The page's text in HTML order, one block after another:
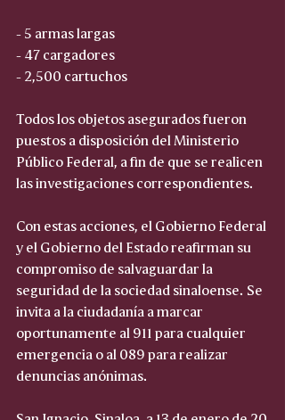
- 5 armas largas
- 47 cargadores
- 2,500 cartuchos
Todos los objetos asegurados fueron
puestos a disposición del Ministerio
Público Federal, a fin de que se realicen
las investigaciones correspondientes.
Con estas acciones, el Gobierno Federal
y el Gobierno del Estado reafirman su
compromiso de salvaguardar la
seguridad de la sociedad sinaloense. Se
invita a la ciudadanía a marcar
oportunamente al 911 para cualquier
emergencia o al 089 para realizar
denuncias anónimas.